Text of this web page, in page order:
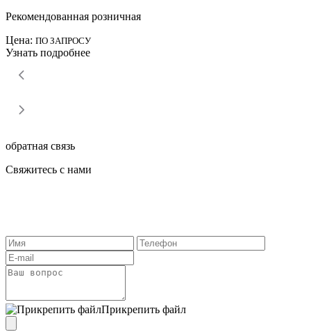
Рекомендованная розничная
Цена: ПО ЗАПРОСУ
Узнать подробнее
обратная связь
Свяжитесь с нами
Прикрепить файл